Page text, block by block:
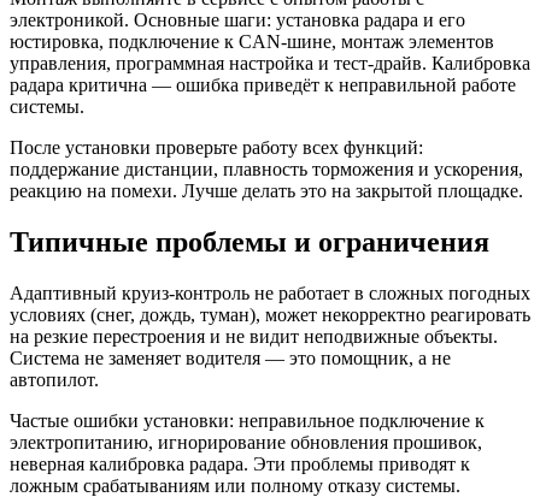
электроникой. Основные шаги: установка радара и его
юстировка, подключение к CAN-шине, монтаж элементов
управления, программная настройка и тест-драйв. Калибровка
радара критична — ошибка приведёт к неправильной работе
системы.
После установки проверьте работу всех функций:
поддержание дистанции, плавность торможения и ускорения,
реакцию на помехи. Лучше делать это на закрытой площадке.
Типичные проблемы и ограничения
Адаптивный круиз-контроль не работает в сложных погодных
условиях (снег, дождь, туман), может некорректно реагировать
на резкие перестроения и не видит неподвижные объекты.
Система не заменяет водителя — это помощник, а не
автопилот.
Частые ошибки установки: неправильное подключение к
электропитанию, игнорирование обновления прошивок,
неверная калибровка радара. Эти проблемы приводят к
ложным срабатываниям или полному отказу системы.